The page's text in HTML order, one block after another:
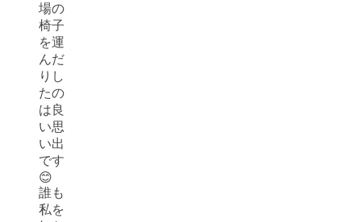
場の
椅子
を運
んだ
りし
たの
は良
い思
い出
です
😊
誰も
私を